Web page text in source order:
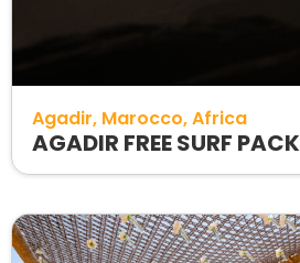
Agadir Marocco Africa
AGADIR FREE SURF PACK